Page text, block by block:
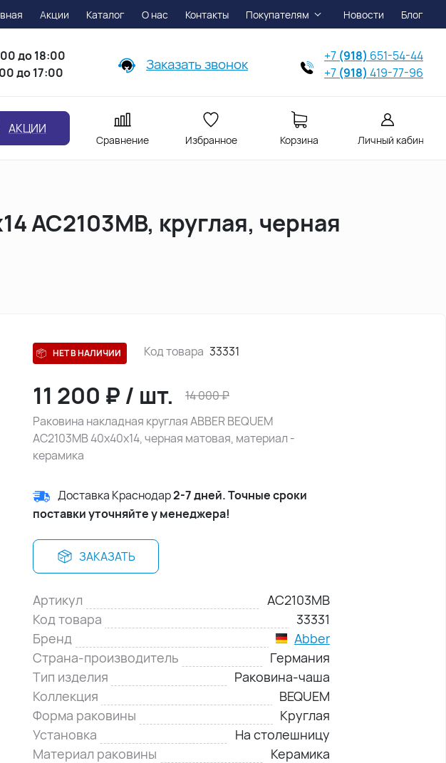
Акции Каталог О нас Контакты Покупателям Новости Блог
до 18:00
до 17:00
Заказать звонок +7 (918) 651-54-44
+7 (918) 419-77-96
АКЦИИ
Сравнение Избранное Корзина Личный кабинет
AC2103MB, круглая, черная
НЕТ В НАЛИЧИИ Код товара 33331
11 200 ₽ / шт. 14 000₽
Раковина накладная круглая ABBER BEQUEM
AC2103MB 40х40х14, черная матовая, материал -
керамика
Доставка Краснодар2-7 дней. Точные сроки
поставки уточняйте у менеджера!
ЗАКАЗАТЬ
Артикул
AC2103MB
Код товара
33331
Бренд
Abber
Страна-производитель
Германия
Тип изделия
Раковина-чаша
Коллекция
BEQUEM
Форма раковины
Круглая
Установка
На столешницу
Материал раковины
Керамика